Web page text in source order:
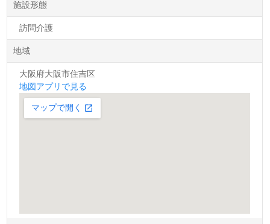
施設形態
訪問介護
地域
大阪府大阪市住吉区
地図アプリで見る